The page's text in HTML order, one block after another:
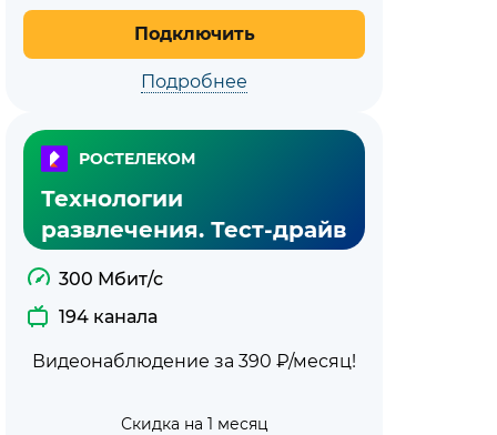
Подключить
Подробнее
РОСТЕЛЕКОМ
Технологии
развлечения. Тест-драйв
300 Мбит/с
194 канала
Видеонаблюдение за 390 ₽/месяц!
Скидка на 1 месяц